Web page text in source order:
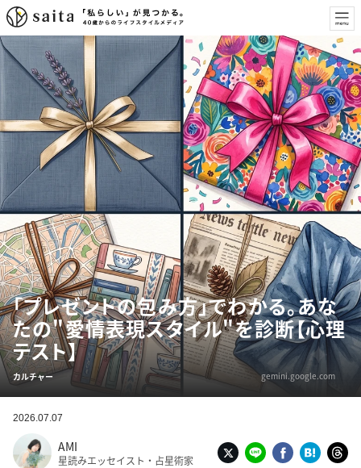
「プレゼントの包み方」でわかる。あな
たの"愛情表現スタイル"を診断【心理
テスト】
カルチャー gemini.google.com
2026.07.07
AMI
星読みエッセイスト・占星術家